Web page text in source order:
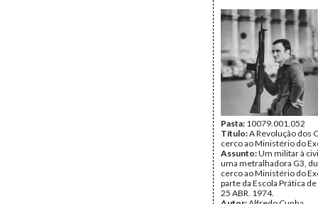
Pasta: 10079.001.052
Título:A Revolução dos
cerco ao Ministério do
Assunto:Um militar à
uma metralhadora G3,
cerco ao Ministério do
parte da Escola Prática
25 ABR. 1974.